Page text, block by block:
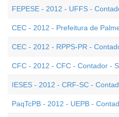
FEPESE - 2012 - UFFS -
CEC - 2012 - Prefeitura de
CEC - 2012 - RPPS-PR -
CFC - 2012 - CFC - Contador -
IESES - 2012 - CRF-SC -
PaqTcPB - 2012 - UEPB -